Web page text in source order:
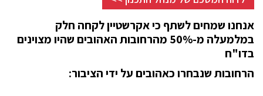
אנחנו שמחים לשתף כי אקרשטיין לקחה חלק
במלמעלה מ-50% מהרחובות האהובים שהיו מצוינים
בדו"ח
הרחובות שנבחרו כאהובים על ידי הציבור: